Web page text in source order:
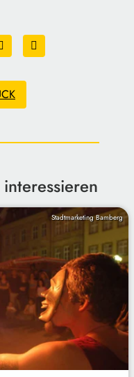
Stadtmarketing Bamberg